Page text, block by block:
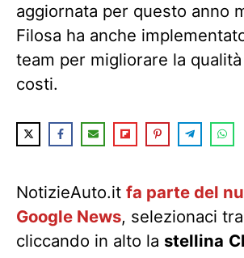
aggiornata per questo anno
Filosa ha anche
team per migliorare la
costi.
NotizieAuto.it fa parte del
Google News, selezionaci
cliccando in alto la stellina